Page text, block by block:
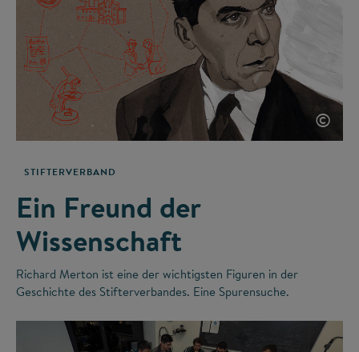
©
STIFTERVERBAND
Ein Freund der
Wissenschaft
Richard Merton ist eine der wichtigsten Figuren in der
Geschichte des Stifterverbandes. Eine Spurensuche.